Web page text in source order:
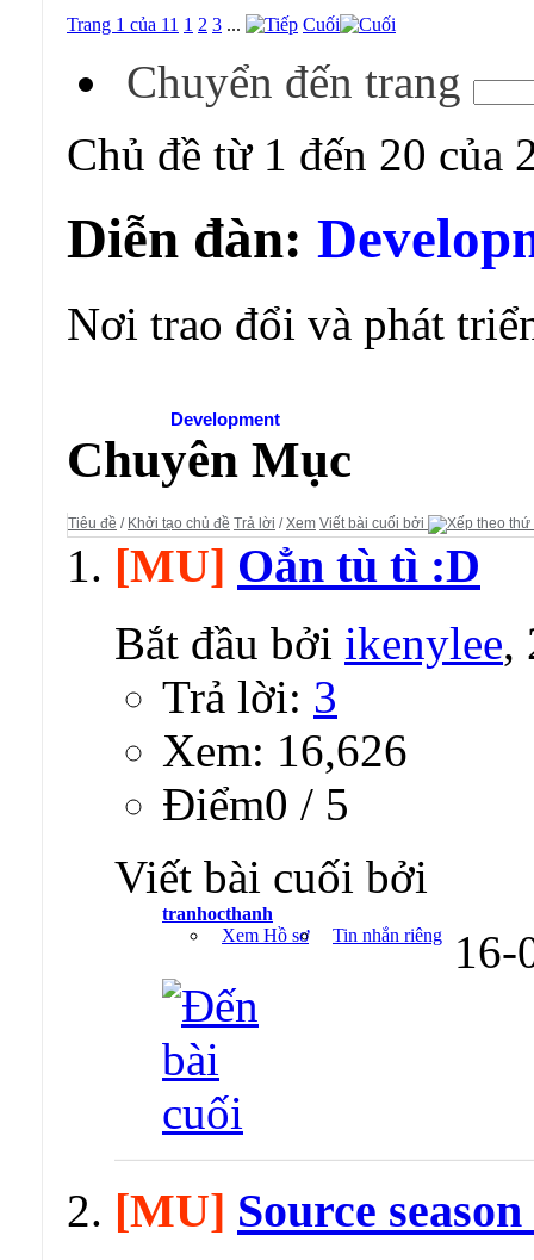
Trang 1 của 11 1 2 3 ... Cuối
Chuyển đến trang
Chủ đề từ 1 đến 20 của
Diễn đàn:
Nơi trao đổi và phát
Development
Chuyên Mục
Tiêu đề / Khởi tạo chủ đề Trả lời /Xem Viết bài cuối bởi
[MU] Oẳn tù tì :D
Bắt đầu bởi ikenylee,
Trả lời: 3
Xem: 16,626
Ðiểm0 / 5
Viết bài cuối bởi
tranhocthanh
Xem Hồ sơ
Tin nhắn riêng
[MU] Source